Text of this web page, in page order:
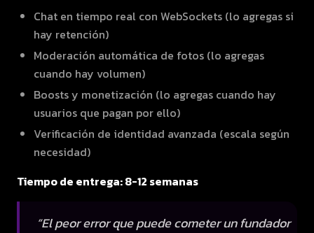
Chat en tiempo real con WebSockets (lo agregas si
hay retención)
Moderación automática de fotos (lo agregas
cuando hay volumen)
Boosts y monetización (lo agregas cuando hay
usuarios que pagan por ello)
Verificación de identidad avanzada (escala según
necesidad)
Tiempo de entrega: 8-12 semanas
“El peor error que puede cometer un fundador